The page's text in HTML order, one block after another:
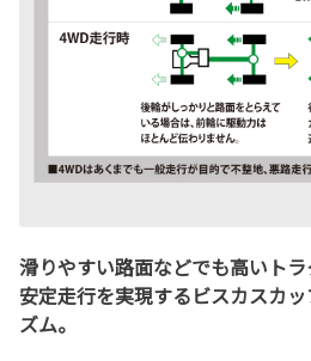
滑りやすい路面などでも高いトラ
安定走行を実現するビスカスカ
ズム。